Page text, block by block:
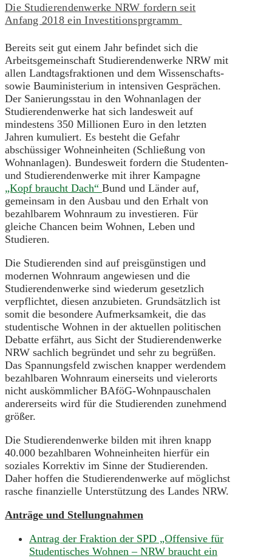
Die Studierendenwerke NRW fordern seit
Anfang 2018 ein Investitionsprgramm
Bereits seit gut einem Jahr befindet sich die
Arbeitsgemeinschaft Studierendenwerke NRW mit
allen Landtagsfraktionen und dem Wissenschafts-
sowie Bauministerium in intensiven Gesprächen.
Der Sanierungsstau in den Wohnanlagen der
Studierendenwerke hat sich landesweit auf
mindestens 350 Millionen Euro in den letzten
Jahren kumuliert. Es besteht die Gefahr
abschüssiger Wohneinheiten (Schließung von
Wohnanlagen). Bundesweit fordern die Studenten-
und Studierendenwerke mit ihrer Kampagne
„Kopf braucht Dach“ Bund und Länder auf,
gemeinsam in den Ausbau und den Erhalt von
bezahlbarem Wohnraum zu investieren. Für
gleiche Chancen beim Wohnen, Leben und
Studieren.
Die Studierenden sind auf preisgünstigen und
modernen Wohnraum angewiesen und die
Studierendenwerke sind wiederum gesetzlich
verpflichtet, diesen anzubieten. Grundsätzlich ist
somit die besondere Aufmerksamkeit, die das
studentische Wohnen in der aktuellen politischen
Debatte erfährt, aus Sicht der Studierendenwerke
NRW sachlich begründet und sehr zu begrüßen.
Das Spannungsfeld zwischen knapper werdendem
bezahlbaren Wohnraum einerseits und vielerorts
nicht auskömmlicher BAföG-Wohnpauschalen
andererseits wird für die Studierenden zunehmend
größer.
Die Studierendenwerke bilden mit ihren knapp
40.000 bezahlbaren Wohneinheiten hierfür ein
soziales Korrektiv im Sinne der Studierenden.
Daher hoffen die Studierendenwerke auf möglichst
rasche finanzielle Unterstützung des Landes NRW.
Anträge und Stellungnahmen
Antrag der Fraktion der SPD „Offensive für
Studentisches Wohnen – NRW braucht ein